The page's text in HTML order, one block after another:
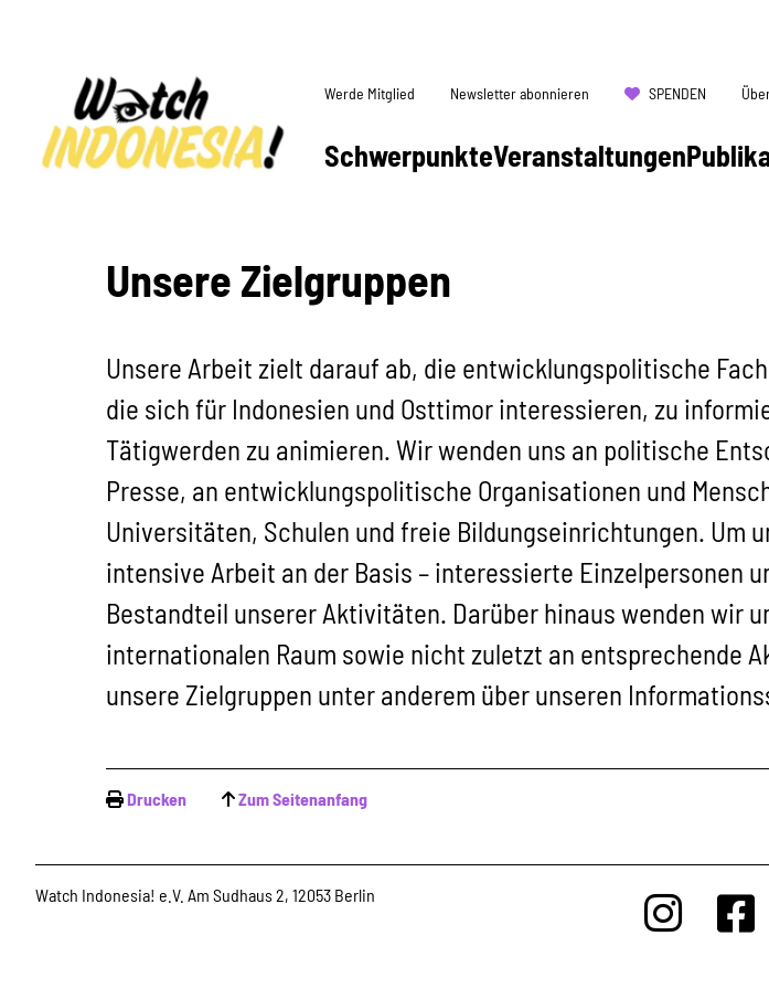
SchwerpunkteVeranstaltungen
Werde Mitglied Newsletter abonnieren SPENDEN
Unsere Zielgruppen
Unsere Arbeit zielt darauf ab, die entwicklungspolitische
die sich für Indonesien und Osttimor interessieren, zu
Tätigwerden zu animieren. Wir wenden uns an politische
Presse, an entwicklungspolitische Organisationen und
Universitäten, Schulen und freie Bildungseinrichtungen. Um
intensive Arbeit an der Basis – interessierte Einzelpersonen
Bestandteil unserer Aktivitäten. Darüber hinaus wenden wir
internationalen Raum sowie nicht zuletzt an entsprechende
unsere Zielgruppen unter anderem über unseren
Drucken Zum Seitenanfang
Watch Indonesia! e.V. Am Sudhaus 2, 12053 Berlin